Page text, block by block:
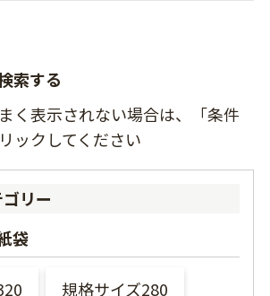
索する
く表示されない場合は、「条件
ックしてください
リー
袋
規格サイズ280